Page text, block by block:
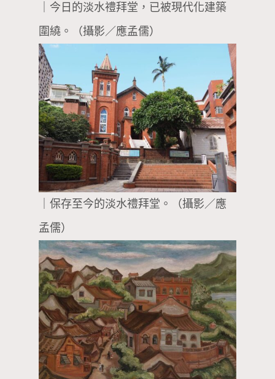
｜今日的淡水禮拜堂，已被現代化建築
圍繞。（攝影／應孟儒）
｜保存至今的淡水禮拜堂。（攝影／應
孟儒）